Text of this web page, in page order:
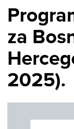
za
2025).